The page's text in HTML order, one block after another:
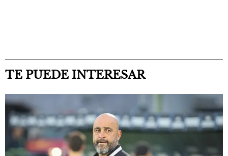
TE PUEDE INTERESAR